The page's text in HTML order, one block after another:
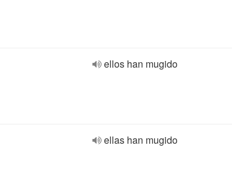
ellos han mugido
ellas han mugido